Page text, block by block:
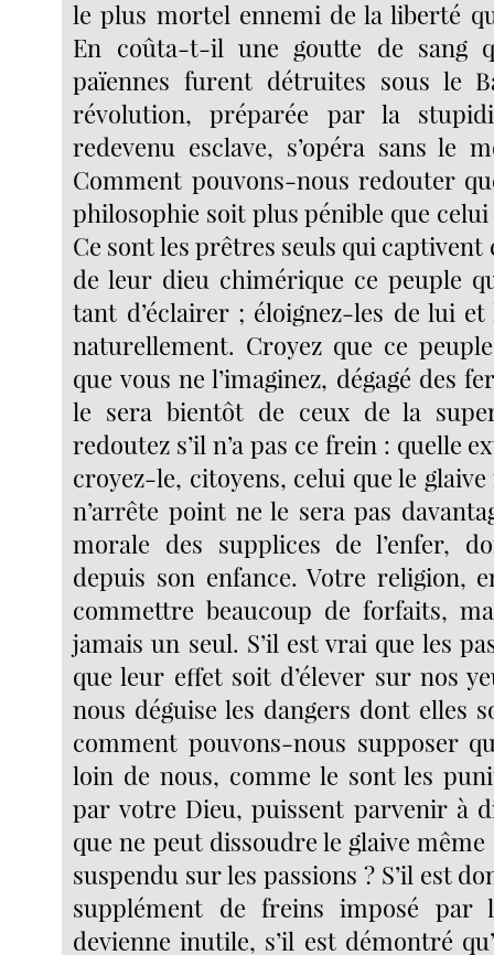
le plus mortel ennemi de la liberté
En coûta-t-il une goutte de sang
païennes furent détruites sous le
révolution, préparée par la
redevenu esclave, s’opéra sans le
Comment pouvons-nous redouter
philosophie soit plus pénible que
Ce sont les prêtres seuls qui captivent
de leur dieu chimérique ce peuple
tant d’éclairer ; éloignez-les de lui
naturellement. Croyez que ce
que vous ne l’imaginez, dégagé des
le sera bientôt de ceux de la
redoutez s’il n’a pas ce frein : quelle
croyez-le, citoyens, celui que le
n’arrête point ne le sera pas
morale des supplices de l’enfer,
depuis son enfance. Votre religion,
commettre beaucoup de forfaits,
jamais un seul. S’il est vrai que les
que leur effet soit d’élever sur nos
nous déguise les dangers dont elles
comment pouvons-nous supposer
loin de nous, comme le sont les
par votre Dieu, puissent parvenir à
que ne peut dissoudre le glaive
suspendu sur les passions ? S’il est
supplément de freins imposé par
devienne inutile, s’il est démontré